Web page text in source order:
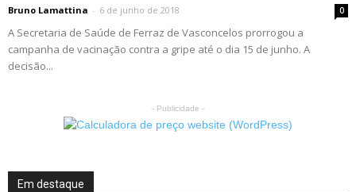
Bruno Lamattina - 6 de junho de 2018 0
A Secretaria de Saúde de Ferraz de Vasconcelos prorrogou a
campanha de vacinação contra a gripe até o dia 15 de junho. A
decisão...
- Publicidade -
Em destaque